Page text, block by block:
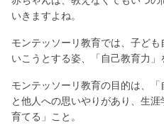
いきますよね。
モンテッソーリ教育では、子ど
いこうとする姿、「自己教育力」
モンテッソーリ教育の目的は、
と他人への思いやりがあり、生
育てる」こと。